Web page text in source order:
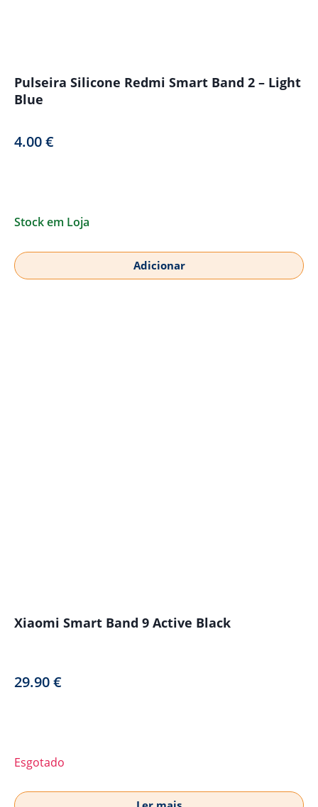
Pulseira Silicone Redmi Smart Band 2 – Light
Blue
4.00€
Stock em Loja
Adicionar
Xiaomi Smart Band 9 Active Black
29.90€
Esgotado